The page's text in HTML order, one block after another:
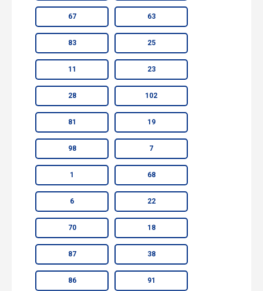
67 63
83 25
11 23
28 102
81 19
98 7
1 68
6 22
70 18
87 38
86 91